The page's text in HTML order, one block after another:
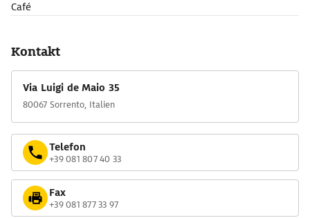
Café
Kontakt
Via Luigi de Maio 35
80067 Sorrento, Italien
Telefon
+39 081 807 40 33
Fax
+39 081 877 33 97